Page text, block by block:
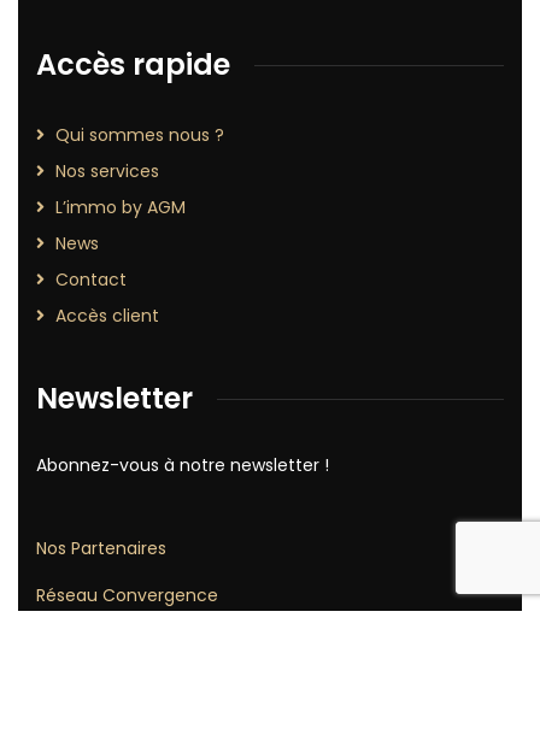
Accès rapide
Qui sommes nous ?
Nos services
L’immo by AGM
News
Contact
Accès client
Newsletter
Abonnez-vous à notre newsletter !
Nos Partenaires
Réseau Convergence